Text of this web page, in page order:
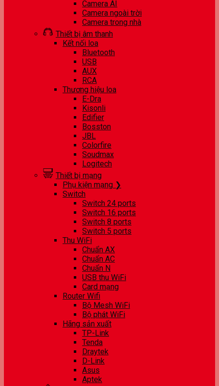
Camera AI
Camera ngoài trời
Camera trong nhà
Thiết bị âm thanh
Kết nối loa
Bluetooth
USB
AUX
RCA
Thương hiệu loa
E-Dra
Kisonli
Edifier
Bosston
JBL
Colorfire
Soudmax
Logitech
Thiết bị mạng
Phụ kiện mạng ❯
Switch
Switch 24 ports
Switch 16 ports
Switch 8 ports
Switch 5 ports
Thu WiFi
Chuẩn AX
Chuẩn AC
Chuẩn N
USB thu WiFi
Card mạng
Router Wifi
Bộ Mesh WiFi
Bộ phát WiFi
Hãng sản xuất
TP-Link
Tenda
Draytek
D-Link
Asus
Aptek